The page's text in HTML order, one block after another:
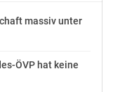
zur
Universal
massiv unter
ÖVP hat keine